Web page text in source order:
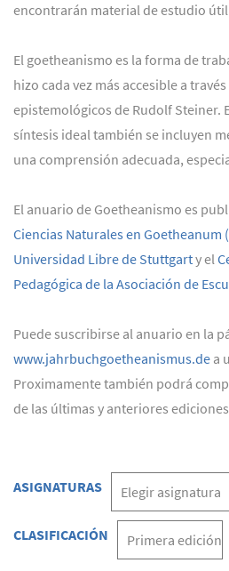
encontrarán material de estudio
El goetheanismo es la forma de
hizo cada vez más accesible a
epistemológicos de Rudolf Steiner.
síntesis ideal también se incluyen
una comprensión adecuada,
El anuario de Goetheanismo es
Ciencias Naturales en Goetheanum
Universidad Libre de Stuttgarty el
Pedagógica de la Asociación de
Puede suscribirse al anuario en la
www.jahrbuchgoetheanismus.de a
Proximamente también podrá
de las últimas y anteriores
ASIGNATURAS
CLASIFICACIÓN